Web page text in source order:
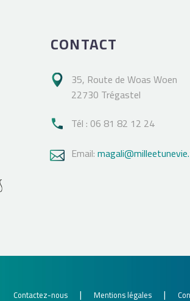
CONTACT
 35, Route de Woas Woen
22730 Trégastel
 Tél : 06 81 82 12 24
 Email:
Contactez-nous | Mentions légales |